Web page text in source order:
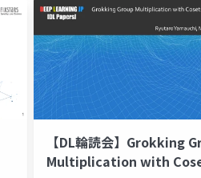
【DL輪読会】Grokking
Multiplication with